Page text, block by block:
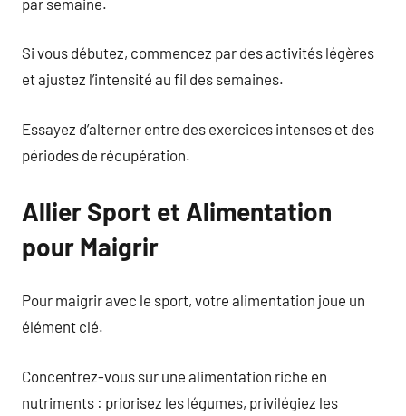
Si vous débutez, commencez par des activités légères
et ajustez l’intensité au fil des semaines.
Essayez d’alterner entre des exercices intenses et des
périodes de récupération.
Allier Sport et Alimentation
pour Maigrir
Pour maigrir avec le sport, votre alimentation joue un
élément clé.
Concentrez-vous sur une alimentation riche en
nutriments : priorisez les légumes, privilégiez les